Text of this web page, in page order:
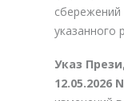
сбережений
указанного
Указ
12.05.2026